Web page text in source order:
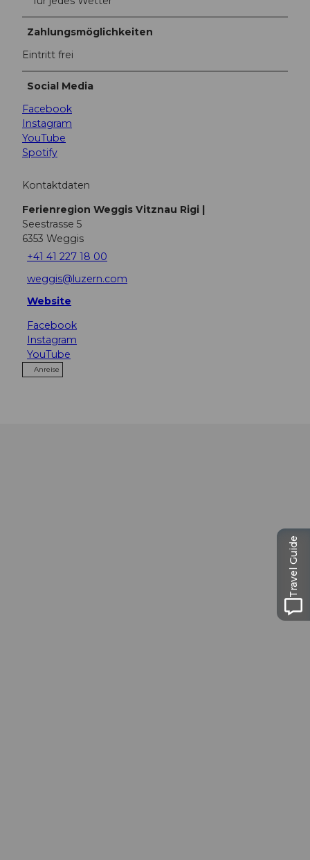
Zahlungsmöglichkeiten
Eintritt frei
Social Media
Facebook
Instagram
YouTube
Spotify
Kontaktdaten
Ferienregion Weggis Vitznau Rigi |
Seestrasse 5
6353 Weggis
+41 41 227 18 00
weggis@luzern.com
Website
Facebook
Instagram
YouTube
Anreise
Travel Guide